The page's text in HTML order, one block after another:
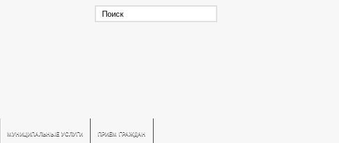
МУНИЦИПАЛЬНЫЕ УСЛУГИ ПРИЕМ ГРАЖДАН